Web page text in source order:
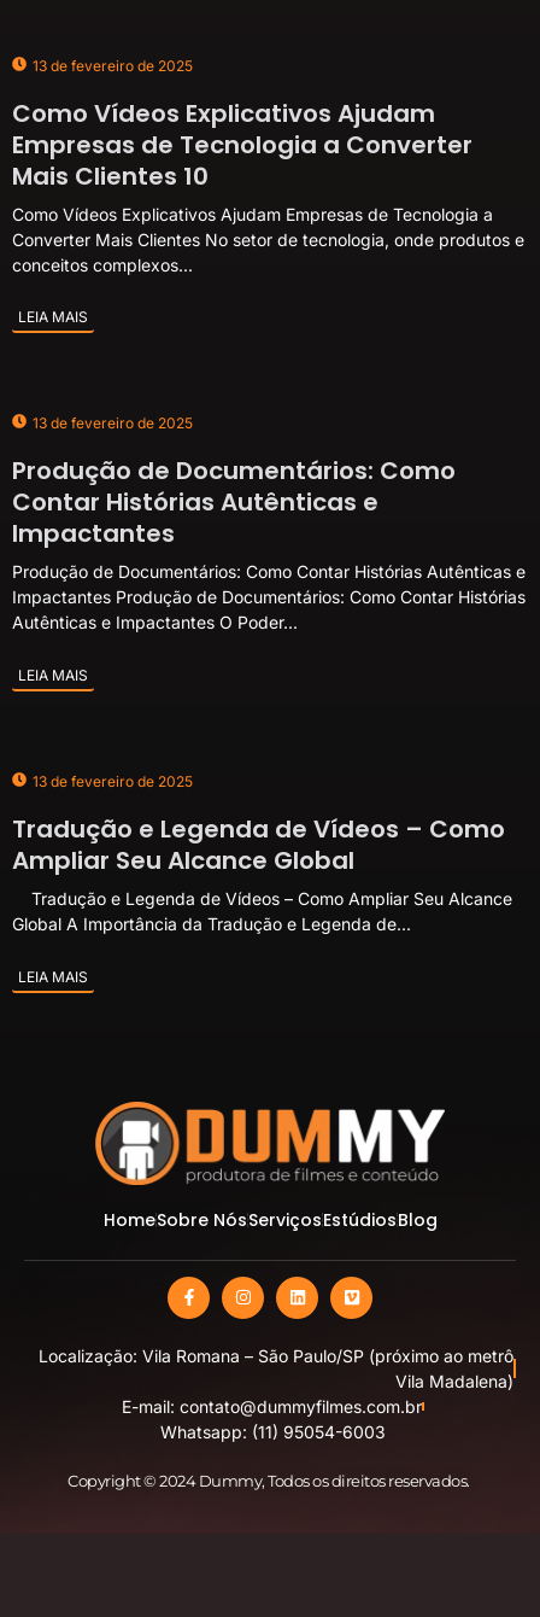
13 de fevereiro de 2025
Como Vídeos Explicativos Ajudam
Empresas de Tecnologia a Converter
Mais Clientes 10
Como Vídeos Explicativos Ajudam Empresas de Tecnologia a
Converter Mais Clientes No setor de tecnologia, onde produtos e
conceitos complexos...
LEIA MAIS
13 de fevereiro de 2025
Produção de Documentários: Como
Contar Histórias Autênticas e
Impactantes
Produção de Documentários: Como Contar Histórias Autênticas e
Impactantes Produção de Documentários: Como Contar Histórias
Autênticas e Impactantes O Poder...
LEIA MAIS
13 de fevereiro de 2025
Tradução e Legenda de Vídeos – Como
Ampliar Seu Alcance Global
Tradução e Legenda de Vídeos – Como Ampliar Seu Alcance
Global A Importância da Tradução e Legenda de...
LEIA MAIS
HomeSobre NósServiçosEstúdiosBlog
Localização: Vila Romana – São Paulo/SP (próximo ao metrô
Vila Madalena)
E-mail: contato@dummyfilmes.com.br
Whatsapp: (11) 95054-6003
Copyright © 2024 Dummy, Todos os direitos reservados.